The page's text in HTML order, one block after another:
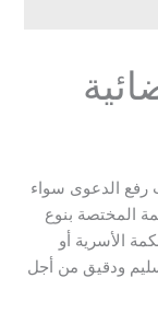
رفع الدعوى سواء
المختصة بنوع
الأسرية أو
ودقيق من أجل